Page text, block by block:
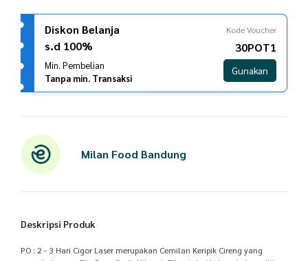
Diskon Belanja
s.d 100%
Min. Pembelian
Tanpa min. Transaksi
Kode Voucher
30POT1
Gunakan
Milan Food Bandung
Deskripsi Produk
PO : 2 - 3 Hari Cigor Laser merupakan Cemilan Keripik Cireng yang